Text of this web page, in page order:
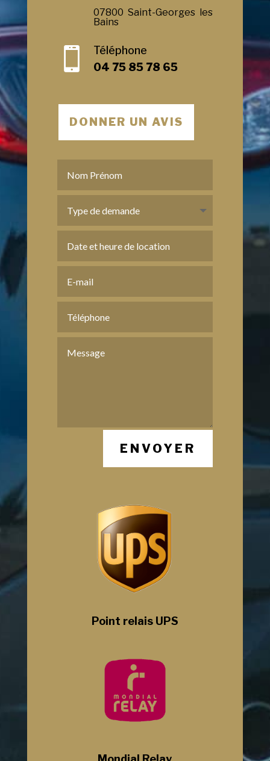
07800 Saint-Georges les
Bains

Téléphone
04 75 85 78 65
DONNER UN AVIS
ENVOYER
Point relais UPS